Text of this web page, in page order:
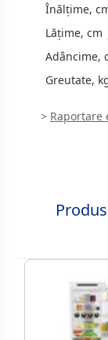
Înălțime,
Lățime, cm
Adâncime,
Greutate,
> Raportare